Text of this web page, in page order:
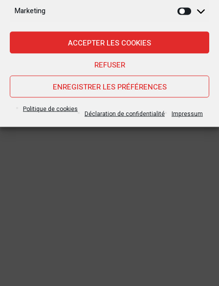
Marketing
ACCEPTER LES COOKIES
REFUSER
ENREGISTRER LES PRÉFÉRENCES
Politique de cookies
Déclaration de confidentialité Impressum
Leka, informe que la mesure est prise...